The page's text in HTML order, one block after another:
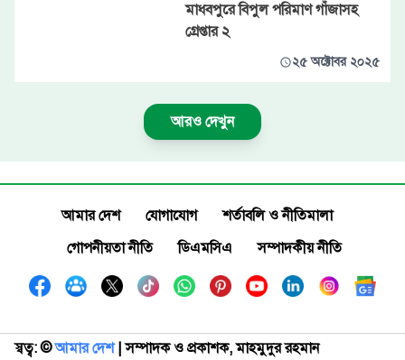
মাধবপুরে বিপুল পরিমাণ গাঁজাসহ
গ্রেপ্তার ২
২৫ অক্টোবর ২০২৫
আরও দেখুন
আমার দেশ যোগাযোগ
শর্তাবলি ও নীতিমালা
গোপনীয়তা নীতি
ডিএমসিএ সম্পাদকীয় নীতি
স্বত্ব: ©️আমার দেশ| সম্পাদক ও প্রকাশক, মাহমুদুর রহমান